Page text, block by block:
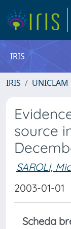
IRIS
IRIS UNICLAM
source
SAROLI,
2003-01-01
Scheda